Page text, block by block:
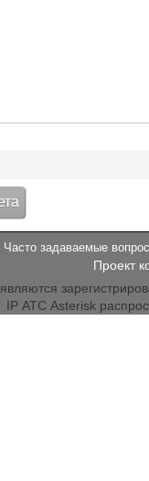
Часто задаваемые
Проект
являются
IP АТС Asterisk